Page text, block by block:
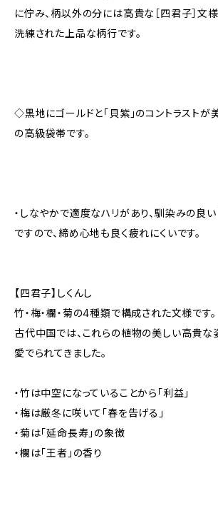
に佇み、柄以外の分には高貴な［四君子］文
洗練された上品な柄行です。
◇黒地にゴールドと「貝紫」のコントラストが
の高級袋帯です。
・しなやかで適度なハリがあり、馴染みの良い
ですので、締め心地も良く疲れにくいです。
【四君子】しくんし
竹・梅・欄・菊の4種類で構成された文様です。
古代中国では、これらの植物の美しい高貴な
愛でられてきました。
・竹は中空になっていることから「利益」
・梅は厳冬に咲いて「春を告げる」
・菊は「延命長寿」の象徴
・欄は「王者」の香り